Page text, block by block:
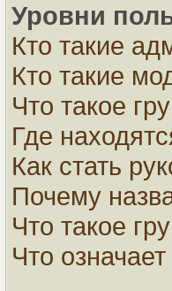
Уровни
Кто такие
Кто такие
Что такое
Где
Как стать
Почему
Что такое
Что